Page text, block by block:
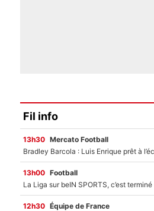
Fil info
13h30 Mercato Football
13h00 Football
12h30 Équipe de France